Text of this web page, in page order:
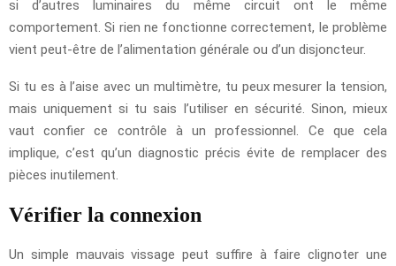
si d’autres luminaires du même circuit ont le même
comportement. Si rien ne fonctionne correctement, le problème
vient peut-être de l’alimentation générale ou d’un disjoncteur.
Si tu es à l’aise avec un multimètre, tu peux mesurer la tension,
mais uniquement si tu sais l’utiliser en sécurité. Sinon, mieux
vaut confier ce contrôle à un professionnel. Ce que cela
implique, c’est qu’un diagnostic précis évite de remplacer des
pièces inutilement.
Vérifier la connexion
Un simple mauvais vissage peut suffire à faire clignoter une